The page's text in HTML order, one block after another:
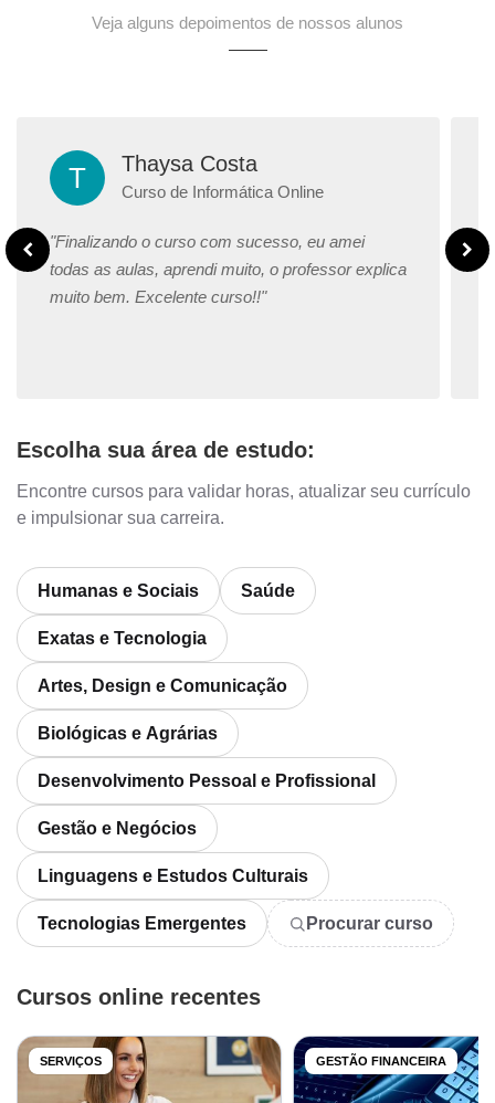
Veja alguns depoimentos de nossos alunos
T Thaysa Costa
Curso de Informática Online
"Finalizando o curso com sucesso, eu amei
todas as aulas, aprendi muito, o professor explica
muito bem. Excelente curso!!"
Escolha sua área de estudo:
Encontre cursos para validar horas, atualizar seu currículo
e impulsionar sua carreira.
Humanas e Sociais Saúde
Exatas e Tecnologia
Artes, Design e Comunicação
Biológicas e Agrárias
Desenvolvimento Pessoal e Profissional
Gestão e Negócios
Linguagens e Estudos Culturais
Tecnologias Emergentes Procurar curso
Cursos online recentes
SERVIÇOS GESTÃO FINANCEIRA